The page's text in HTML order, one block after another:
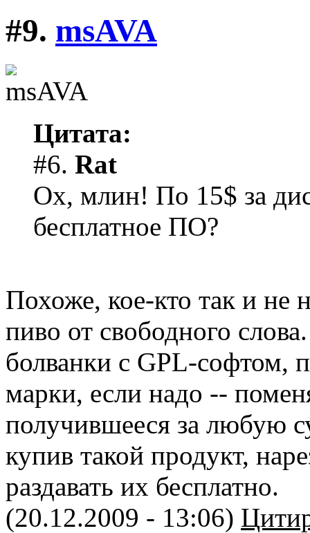
#9. msAVA
Цитата:
#6. Rat
Ох, млин! По 15$ за
бесплатное ПО?
Похоже, кое-кто так и не
пиво от свободного
болванки с GPL-софтом,
марки, если надо --
получившееся за любую
купив такой продукт,
раздавать их бесплатно.
(20.12.2009 - 13:06)